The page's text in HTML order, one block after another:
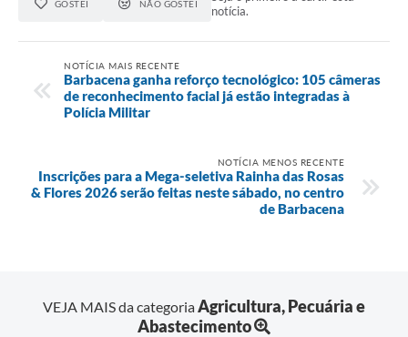
GOSTEI NÃO GOSTEI
notícia.
NOTÍCIA MAIS RECENTE
Barbacena ganha reforço tecnológico: 105 câmeras
de reconhecimento facial já estão integradas à
Polícia Militar
NOTÍCIA MENOS RECENTE
Inscrições para a Mega-seletiva Rainha das Rosas
& Flores 2026 serão feitas neste sábado, no centro
de Barbacena
VEJA MAIS da categoriaAgricultura, Pecuária e
Abastecimento